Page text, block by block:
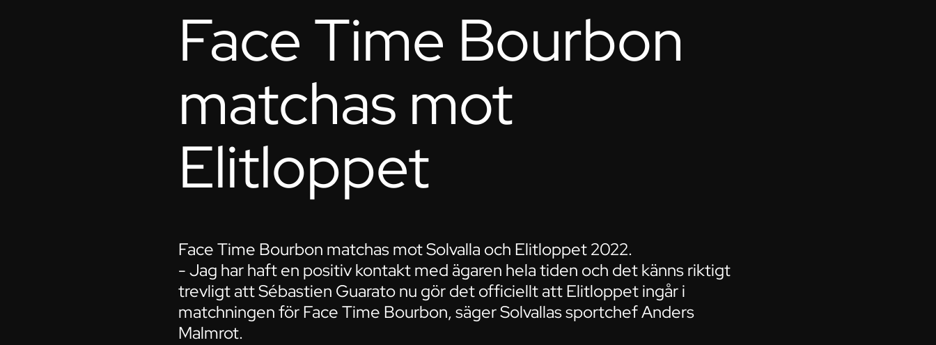
Face Time Bourbon
matchas mot
Elitloppet
Face Time Bourbon matchas mot Solvalla och Elitloppet 2022.
- Jag har haft en positiv kontakt med ägaren hela tiden och det känns riktigt
trevligt att Sébastien Guarato nu gör det officiellt att Elitloppet ingår i
matchningen för Face Time Bourbon, säger Solvallas sportchef Anders
Malmrot.